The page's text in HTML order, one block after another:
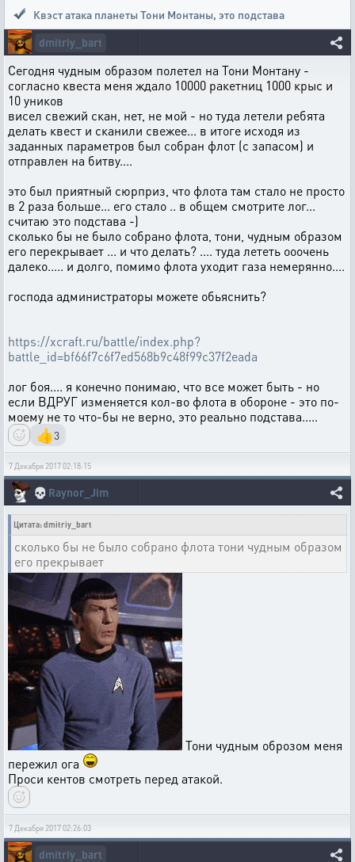
Квэст атака планеты Тони Монтаны, это подстава
dmitriy_bart
Сегодня чудным образом полетел на Тони Монтану -
согласно квеста меня ждало 10000 ракетниц 1000 крыс и
10 уников
висел свежий скан, нет, не мой - но туда летели ребята
делать квест и сканили свежее... в итоге исходя из
заданных параметров был собран флот (с запасом) и
отправлен на битву....
это был приятный сюрприз, что флота там стало не просто
в 2 раза больше... его стало .. в общем смотрите лог...
считаю это подстава -)
сколько бы не было собрано флота, тони, чудным образом
его перекрывает ... и что делать? .... туда лететь ооочень
далеко..... и долго, помимо флота уходит газа немерянно....
господа администраторы можете обьяснить?
https://xcraft.ru/battle/index.php?
battle_id=bf66f7c6f7ed568b9c48f99c37f2eada
лог боя.... я конечно понимаю, что все может быть - но
если ВДРУГ изменяется кол-во флота в обороне - это по-
моему не то что-бы не верно, это реально подстава.....
👍3
7 Декабря 2017 02:18:15
💀 Raynor_Jim
Цитата: dmitriy_bart
сколько бы не было собрано флота тони чудным образом
его прекрывает
Тони чудным оброзом меня
пережил ога
Проси кентов смотреть перед атакой.
7 Декабря 2017 02:26:03
dmitriy_bart